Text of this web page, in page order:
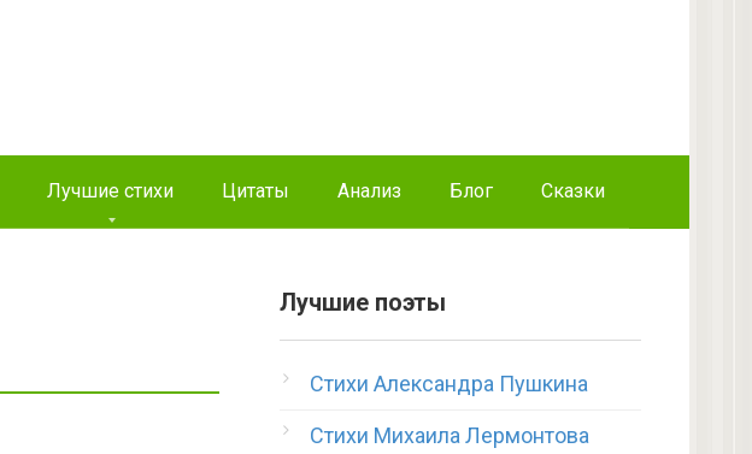
Лучшие стихи Цитаты Анализ Блог Сказки
Лучшие поэты
Стихи Александра Пушкина
Стихи Михаила Лермонтова